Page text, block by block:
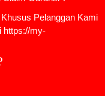
Pelanggan Kami
https://my-